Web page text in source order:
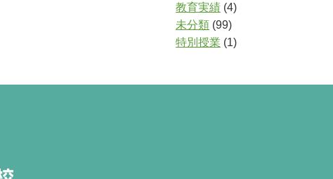
教育実績 (4)
未分類 (99)
特別授業 (1)